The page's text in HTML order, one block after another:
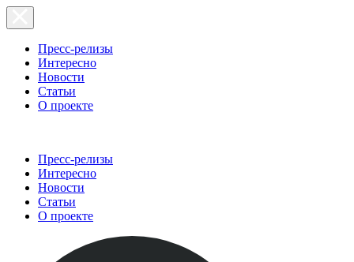
Пресс-релизы
Интересно
Новости
Статьи
О проекте
Пресс-релизы
Интересно
Новости
Статьи
О проекте